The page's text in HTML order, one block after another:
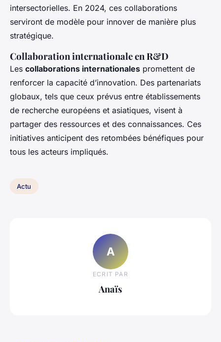
intersectorielles. En 2024, ces collaborations
serviront de modèle pour innover de manière plus
stratégique.
Collaboration internationale en R&D
Les collaborations internationales promettent de
renforcer la capacité d’innovation. Des partenariats
globaux, tels que ceux prévus entre établissements
de recherche européens et asiatiques, visent à
partager des ressources et des connaissances. Ces
initiatives anticipent des retombées bénéfiques pour
tous les acteurs impliqués.
Actu
A
ECRIT PAR
Anaïs